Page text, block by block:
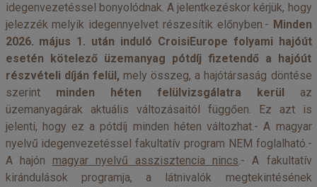
idegenvezetéssel bonyolódnak. A jelentkezéskor kérjük, hogy
jelezzék melyik idegennyelvet részesítik előnyben.- Minden
2026. május 1. után induló CroisiEurope folyami hajóút
esetén kötelező üzemanyag pótdíj fizetendő a hajóút
részvételi díján felül, mely összeg, a hajótársaság döntése
szerint minden héten felülvizsgálatra kerül az
üzemanyagárak aktuális változásaitól függően. Ez azt is
jelenti, hogy ez a pótdíj minden héten változhat.- A magyar
nyelvű idegenvezetéssel fakultatív program NEM foglalható.-
A hajón magyar nyelvű asszisztencia nincs.- A fakultatív
kirándulások programja, a látnivalók megtekintésének